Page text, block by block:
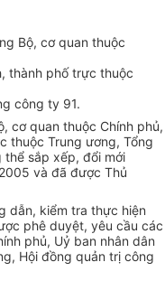
Bộ, cơ quan thuộc
thành phố trực thuộc
công ty 91.
cơ quan thuộc Chính phủ,
thuộc Trung ương, Tổng
sắp xếp, đổi mới
và đã được Thủ
dẫn, kiểm tra thực hiện
phê duyệt, yêu cầu các
phủ, Uỷ ban nhân dân
Hội đồng quản trị công